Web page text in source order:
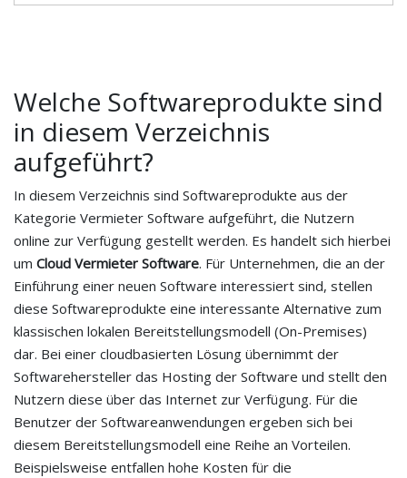
Welche Softwareprodukte sind
in diesem Verzeichnis
aufgeführt?
In diesem Verzeichnis sind Softwareprodukte aus der
Kategorie Vermieter Software aufgeführt, die Nutzern
online zur Verfügung gestellt werden. Es handelt sich hierbei
um Cloud Vermieter Software. Für Unternehmen, die an der
Einführung einer neuen Software interessiert sind, stellen
diese Softwareprodukte eine interessante Alternative zum
klassischen lokalen Bereitstellungsmodell (On-Premises)
dar. Bei einer cloudbasierten Lösung übernimmt der
Softwarehersteller das Hosting der Software und stellt den
Nutzern diese über das Internet zur Verfügung. Für die
Benutzer der Softwareanwendungen ergeben sich bei
diesem Bereitstellungsmodell eine Reihe an Vorteilen.
Beispielsweise entfallen hohe Kosten für die